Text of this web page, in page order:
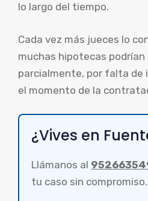
lo largo del tiempo.
Cada vez más jueces lo
muchas hipotecas
parcialmente, por falta de
el momento de la
¿Vives en
Llámanos al
tu caso sin compromiso.